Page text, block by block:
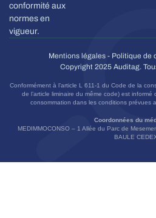
conformité aux
normes en
vigueur.
Mentions légales - Politique de
Copyright 2025 Auditag.
Conformément à l’article L 611-1 du Code de la
de l’article liminaire du même code) est
consommation dans les conditions prévues
Coordonnées du
MEDIMMOCONSO – 1 Allée du Parc de
BAULE